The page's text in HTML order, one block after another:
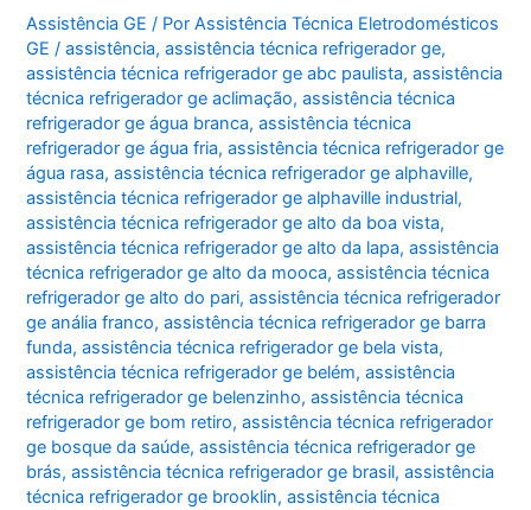
Assistência GE / PorAssistência Técnica Eletrodomésticos
GE/assistência,assistência técnica refrigerador ge,
assistência técnica refrigerador ge abc paulista,assistência
técnica refrigerador ge aclimação,assistência técnica
refrigerador ge água branca,assistência técnica
refrigerador ge água fria,assistência técnica refrigerador ge
água rasa,assistência técnica refrigerador ge alphaville,
assistência técnica refrigerador ge alphaville industrial,
assistência técnica refrigerador ge alto da boa vista,
assistência técnica refrigerador ge alto da lapa,assistência
técnica refrigerador ge alto da mooca,assistência técnica
refrigerador ge alto do pari,assistência técnica refrigerador
ge anália franco,assistência técnica refrigerador ge barra
funda,assistência técnica refrigerador ge bela vista,
assistência técnica refrigerador ge belém,assistência
técnica refrigerador ge belenzinho,assistência técnica
refrigerador ge bom retiro,assistência técnica refrigerador
ge bosque da saúde,assistência técnica refrigerador ge
brás,assistência técnica refrigerador ge brasil,assistência
técnica refrigerador ge brooklin,assistência técnica